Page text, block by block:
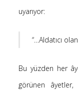
Hakan öztürk
Yasemin
Medine
10 Kasım 2024
Ayfer Kaya -
uyarıyor:
“…Aldatıcı
Bu yüzden her
görünen